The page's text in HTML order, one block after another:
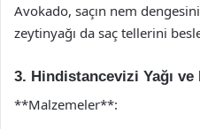
Avokado, saçın nem
zeytinyağı da saç tellerini
3. Hindistancevizi Yağı ve
**Malzemeler**: